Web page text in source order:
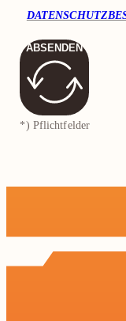
ABSENDEN
*) Pflichtfelder